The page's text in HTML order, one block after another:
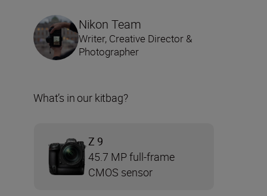
Nikon Team
Writer, Creative Director &
Photographer
What’s in our kitbag?
Z 9
45.7 MP full-frame
CMOS sensor